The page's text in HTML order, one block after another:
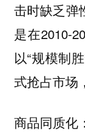
击时缺乏弹
是在2010-
以“规模制
式抢占市场
商品同质化